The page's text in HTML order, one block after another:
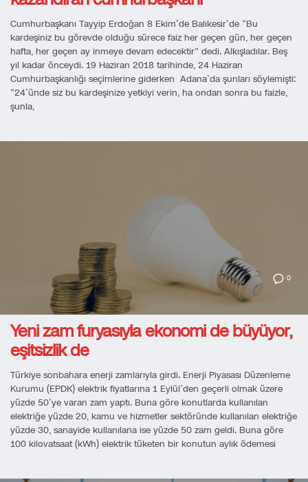
Cumhurbaşkanı Tayyip Erdoğan 8 Ekim’de Balıkesir’de “Bu
kardeşiniz bu görevde olduğu sürece faiz her geçen gün, her geçen
hafta, her geçen ay inmeye devam edecektir” dedi. Alkışladılar. Beş
yıl kadar önceydi. 19 Haziran 2018 tarihinde, 24 Haziran
Cumhurbaşkanlığı seçimlerine giderken Adana’da şunları söylemişti:
“24’ünde siz bu kardeşinize yetkiyi verin, ha ondan sonra bu faizle,
şunla,
0
Yeni zam furyasıyla ekonomi de büyüyor,
eşitsizlik de
Türkiye sonbahara enerji zamlarıyla girdi. Enerji Piyasası Düzenleme
Kurumu (EPDK) elektrik fiyatlarına 1 Eylül’den geçerli olmak üzere
yüzde 50’ye varan zam yaptı. Buna göre konutlarda kullanılan
elektriğe yüzde 20, kamu ve hizmetler sektöründe kullanılan elektriğe
yüzde 30, sanayide kullanılana ise yüzde 50 zam geldi. Buna göre
100 kilovatsaat (kWh) elektrik tüketen bir konutun aylık ödemesi